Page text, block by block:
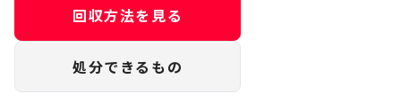
回収方法を見る
処分できるもの